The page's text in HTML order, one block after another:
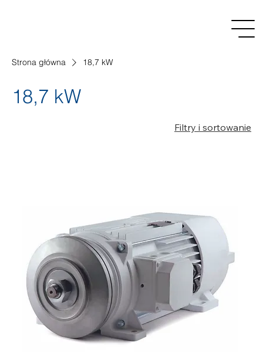
Strona główna 18,7 kW
18,7 kW
Filtry i sortowanie